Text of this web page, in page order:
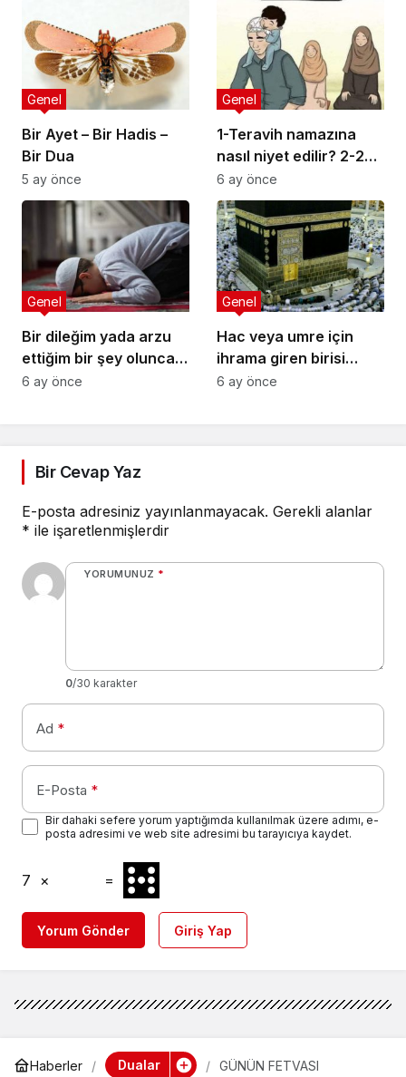
Bir Ayet – Bir Hadis –
Bir Dua
Genel
5 ay önce
1-Teravih namazına
nasıl niyet edilir? 2-20
rekata bir niyet etsek
olur mu? 3-Hastayım
oruç tutamıyorum.
Teravih namazı kılmam
gerekir mi?
Genel
6 ay önce
Bir dileğim yada arzu
ettiğim bir şey olunca
şükür secdesi yapmak
Genel
6 ay önce
Hac veya umre için
ihrama giren birisi
ihram namazını
Genel
6 ay önce
Bir Cevap Yaz
E-posta adresiniz yayınlanmayacak. Gerekli alanlar
* ile işaretlenmişlerdir
YORUMUNUZ *
0/30 karakter
Ad *
E-Posta *
Bir dahaki sefere yorum yaptığımda kullanılmak üzere adımı, e-
posta adresimi ve web site adresimi bu tarayıcıya kaydet.
7 × =
Yorum Gönder Giriş Yap
Haberler Dualar GÜNÜN FETVASI